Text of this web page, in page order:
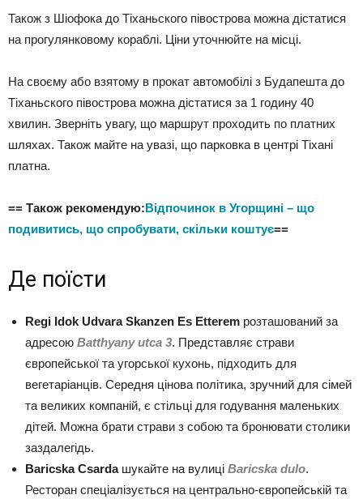
Також з Шіофока до Тіханьского півострова можна дістатися
на прогулянковому кораблі. Ціни уточнюйте на місці.
На своєму або взятому в прокат автомобілі з Будапешта до
Тіханьского півострова можна дістатися за 1 годину 40
хвилин. Зверніть увагу, що маршрут проходить по платних
шляхах. Також майте на увазі, що парковка в центрі Тіхані
платна.
== Також рекомендую:Відпочинок в Угорщині – що
подивитись, що спробувати, скільки коштує==
Де поїсти
Regi Idok Udvara Skanzen Es Etterem розташований за
адресою Batthyany utca 3. Представляє страви
європейської та угорської кухонь, підходить для
вегетаріанців. Середня цінова політика, зручний для сімей
та великих компаній, є стільці для годування маленьких
дітей. Можна брати страви з собою та бронювати столики
заздалегідь.
Baricska Csardaшукайте на вулиці Baricska dulo.
Ресторан спеціалізується на центрально-європейській та